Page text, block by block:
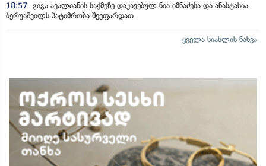
18:57 გიგა ავალიანის საქმეზე დაკავებულ ნია იმნაძესა და ანასტასია
ბერუაშვილს პატიმრობა შეეფარდათ
ყველა სიახლის ნახვა